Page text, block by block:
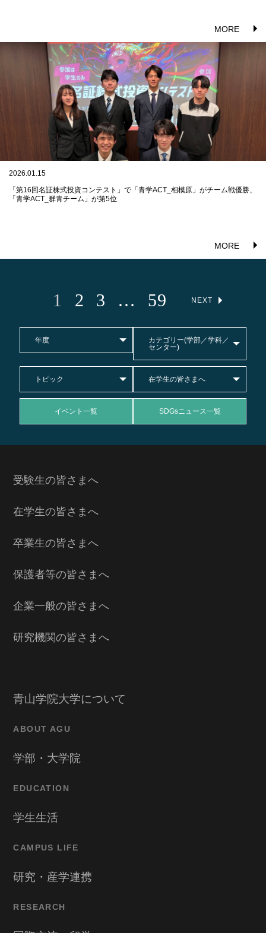
MORE
2026.01.15
「第16回名証株式投資コンテスト」で「青学ACT_相模原」がチーム戦優勝、
「青学ACT_群青チーム」が第5位
MORE
1 2 3 … 59 NEXT
年度
カテゴリー(学部／学科／
センター)
トピック 在学生の皆さまへ
イベント一覧 SDGsニュース一覧
受験生の皆さまへ
在学生の皆さまへ
卒業生の皆さまへ
保護者等の皆さまへ
企業一般の皆さまへ
研究機関の皆さまへ
青山学院大学について
ABOUT AGU
学部・大学院
EDUCATION
学生生活
CAMPUS LIFE
研究・産学連携
RESEARCH